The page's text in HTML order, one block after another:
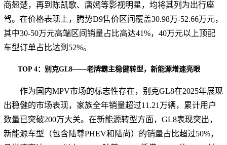
商翘楚，再到陈凯歌、唐嫣等影视明星，均将其列为出行座
驾。在价格表现上，腾势D9售价区间覆盖30.98万-52.66万元，
其中30-50万元高端区间销量占比高达41%，40万元以上顶配
车型订单占比达到52%。
TOP 4：别克GL8——老牌霸主稳健转型，新能源增速亮眼
作为国内MPV市场的标志性存在，别克GL8在2025年展现
出稳健的市场表现，家族全年销量超过11.21万辆，累计用户
数量已突破200万大关。在新能源转型方面，GL8表现突出，
新能源车型（包含陆尊PHEV和陆尚）的销量占比超过50%，